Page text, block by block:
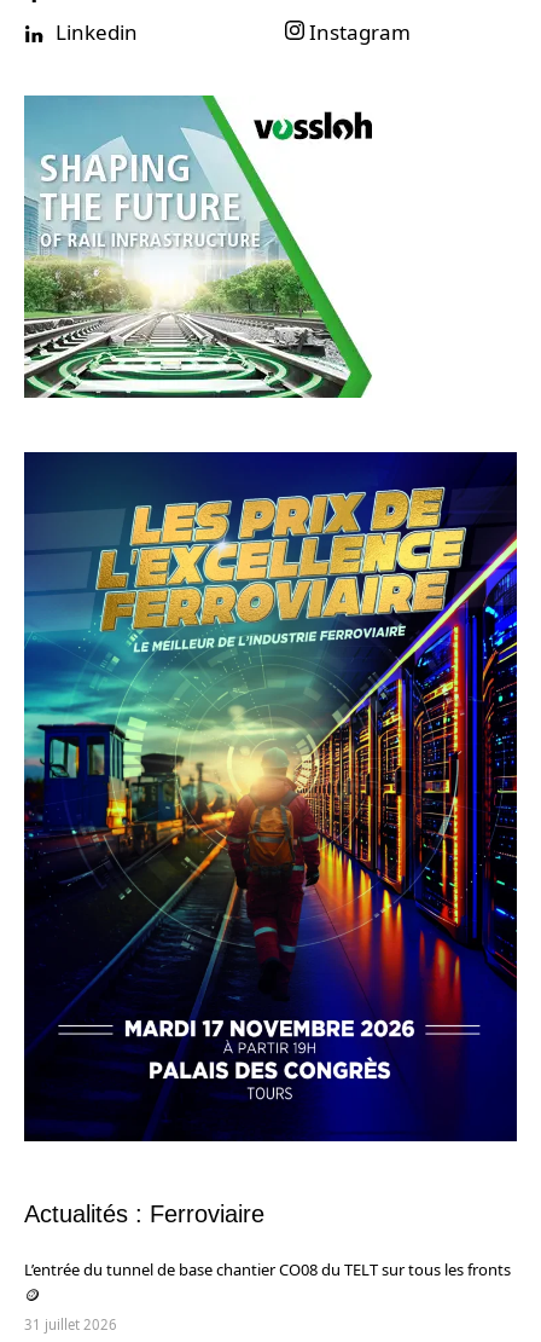
Linkedin
Instagram
Actualités : Ferroviaire
L’entrée du tunnel de base chantier CO08 du TELT sur tous les fronts
🪙
31 juillet 2026